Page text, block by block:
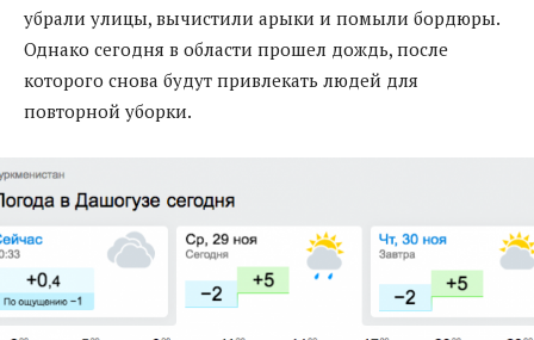
убрали улицы, вычистили арыки и помыли бордюры.
Однако сегодня в области прошел дождь, после
которого снова будут привлекать людей для
повторной уборки.